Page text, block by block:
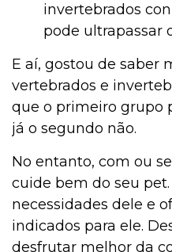
invertebrados
pode ultrapassar
E aí, gostou de saber
vertebrados e
que o primeiro grupo
já o segundo não.
No entanto, com ou
cuide bem do seu
necessidades dele e
indicados para ele.
desfrutar melhor da